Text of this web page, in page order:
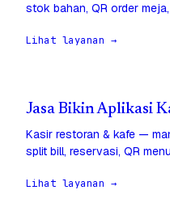
stok bahan, QR order
Lihat layanan →
Jasa Bikin Aplikasi
Kasir restoran & kafe —
split bill, reservasi, QR
Lihat layanan →